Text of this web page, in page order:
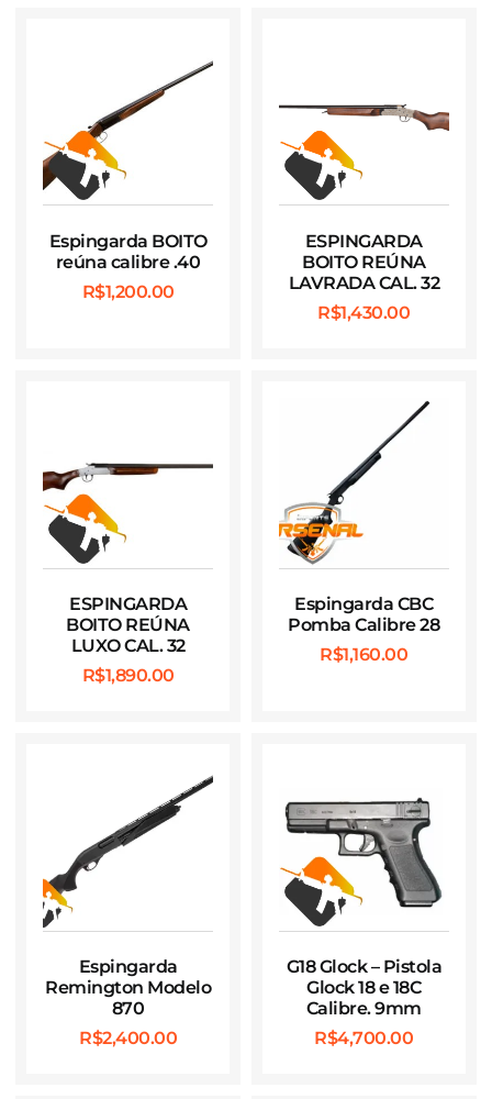
Espingarda BOITO
reúna calibre .40
R$1,200.00
ESPINGARDA
BOITO REÚNA
LAVRADA CAL. 32
R$1,430.00
ESPINGARDA
BOITO REÚNA
LUXO CAL. 32
R$1,890.00
Espingarda CBC
Pomba Calibre 28
R$1,160.00
Espingarda
Remington Modelo
870
R$2,400.00
G18 Glock – Pistola
Glock 18 e 18C
Calibre. 9mm
R$4,700.00